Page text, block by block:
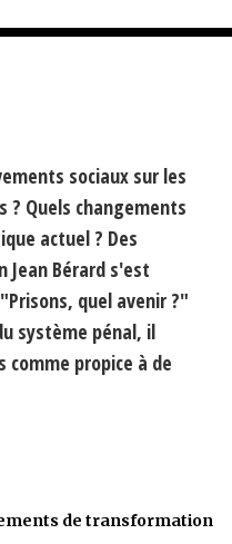
sociaux sur les
? Quels changements
actuel ? Des
Jean Bérard s'est
quel avenir ?"
système pénal, il
propice à de
de transformation